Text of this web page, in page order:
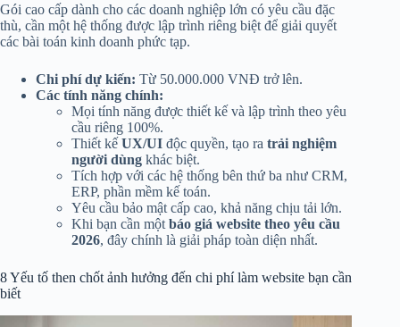
Gói cao cấp dành cho các doanh nghiệp lớn có yêu cầu đặc
thù, cần một hệ thống được lập trình riêng biệt để giải quyết
các bài toán kinh doanh phức tạp.
Chi phí dự kiến: Từ 50.000.000 VNĐ trở lên.
Các tính năng chính:
Mọi tính năng được thiết kế và lập trình theo yêu
cầu riêng 100%.
Thiết kế UX/UI độc quyền, tạo ra trải nghiệm
người dùng khác biệt.
Tích hợp với các hệ thống bên thứ ba như CRM,
ERP, phần mềm kế toán.
Yêu cầu bảo mật cấp cao, khả năng chịu tải lớn.
Khi bạn cần một báo giá website theo yêu cầu
2026, đây chính là giải pháp toàn diện nhất.
8 Yếu tố then chốt ảnh hưởng đến chi phí làm website bạn cần
biết